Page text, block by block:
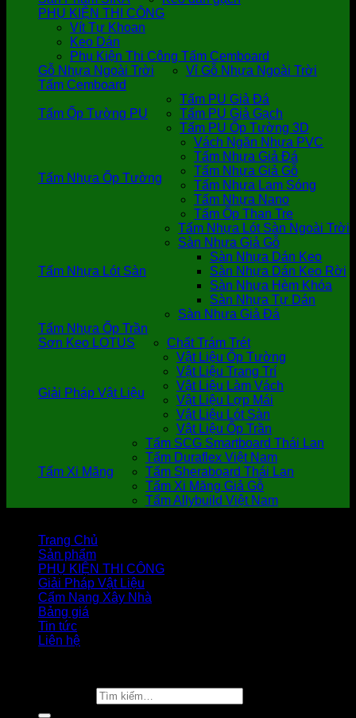
PHỤ KIỆN THI CÔNG
Vít Tự Khoan
Keo Dán
Phụ Kiện Thi Công Tấm Cemboard
Gỗ Nhựa Ngoài Trời
Vỉ Gỗ Nhựa Ngoài Trời
Tấm Cemboard
Tấm Ốp Tường PU
Tấm PU Giả Đá
Tấm PU Giả Gạch
Tấm PU Ốp Tường 3D
Tấm Nhựa Ốp Tường
Vách Ngăn Nhựa PVC
Tấm Nhựa Giả Đá
Tấm Nhựa Giả Gỗ
Tấm Nhựa Lam Sóng
Tấm Nhựa Nano
Tấm Ốp Than Tre
Tấm Nhựa Lót Sàn
Tấm Nhựa Lót Sàn Ngoài Trời
Sàn Nhựa Giả Gỗ
Sàn Nhựa Dán Keo
Sàn Nhựa Dán Keo Rời
Sàn Nhựa Hèm Khóa
Sàn Nhựa Tự Dán
Sàn Nhựa Giả Đá
Tấm Nhựa Ốp Trần
Sơn Keo LOTUS
Chất Trám Trét
Giải Pháp Vật Liệu
Vật Liệu Ốp Tường
Vật Liệu Trang Trí
Vật Liệu Làm Vách
Vật Liệu Lợp Mái
Vật Liệu Lót Sàn
Vật Liệu Ốp Trần
Tấm Xi Măng
Tấm SCG Smartboard Thái Lan
Tấm Duraflex Việt Nam
Tấm Sheraboard Thái Lan
Tấm Xi Măng Giả Gỗ
Tấm Allybuild Việt Nam
Trang Chủ
Sản phẩm
PHỤ KIỆN THI CÔNG
Giải Pháp Vật Liệu
Cẩm Nang Xây Nhà
Bảng giá
Tin tức
Liên hệ